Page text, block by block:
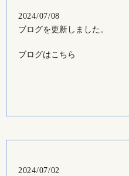
2024/07/08
ブログを更新しました。
ブログはこちら
2024/07/02